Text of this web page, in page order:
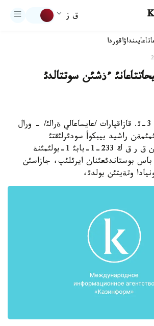
ق ز
تاعايىنداۋاقوردا
ءذشئن سوتتالدئ
ورال. جةلتوقساننئث 3-ئ. قازاقپارات /عايساعالي ةرالئ/ - ورال
راشيد بيبكوأ سودئرلئقتئ
ءناسيحاتتاعانئ ءذشئن ق ر ق ك 233-1-بابئ 1-بولئمئنة
بوستاندئعئنان ايرئلئپ، جازاسئن
وتةيتئن بولدئ،